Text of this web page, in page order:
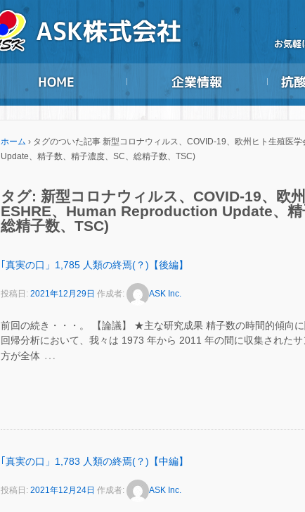
ホーム › タグのついた記事 新型コロナウィルス、COVID-19、欧州ヒト生殖医
Update、精子数、精子濃度、SC、総精子数、TSC)
タグ: 新型コロナウィルス、COVID-19、欧
ESHRE、Human Reproduction Update、精
総精子数、TSC)
｢真実の口」1,785 人類の終焉(？)【後編】
投稿日: 2021年12月29日 作成者: ASK Inc.
前回の続き・・・。 【論議】 ★主な研究成果 精子数の時間的傾向
回帰分析において、我々は 1973 年から 2011 年の間に収集された
方が全体 …
｢真実の口」1,783 人類の終焉(？)【中編】
投稿日: 2021年12月24日 作成者: ASK Inc.